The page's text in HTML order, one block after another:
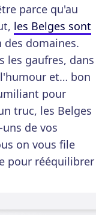
parce qu'au
les Belges sont
des domaines.
les gaufres, dans
et… bon
pour
truc, les Belges
de vos
on vous file
pour rééquilibrer